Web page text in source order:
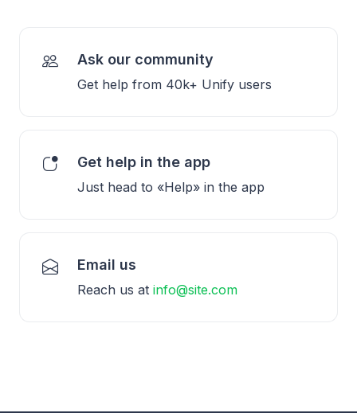
Ask our community
Get help from 40k+ Unify users
Get help in the app
Just head to «Help» in the app
Email us
Reach us at info@site.com